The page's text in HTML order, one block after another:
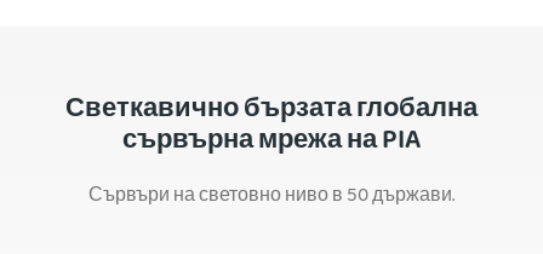
Светкавично бързата глобална
сървърна мрежа на PIA
Сървъри на световно ниво в 50 държави.